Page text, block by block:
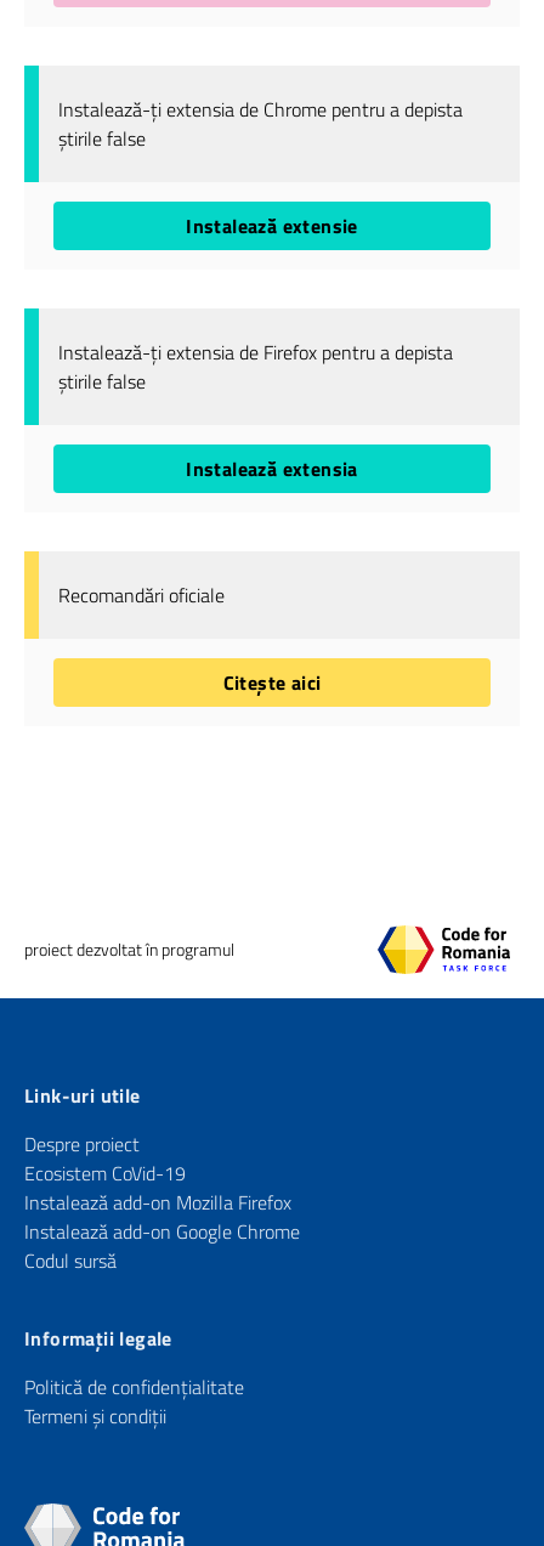
Instalează-ți extensia de Chrome pentru a depista
știrile false
Instalează extensie
Instalează-ți extensia de Firefox pentru a depista
știrile false
Instalează extensia
Recomandări oficiale
Citește aici
proiect dezvoltat în programul
Link-uri utile
Despre proiect
Ecosistem CoVid-19
Instalează add-on Mozilla Firefox
Instalează add-on Google Chrome
Codul sursă
Informații legale
Politică de confidențialitate
Termeni și condiții